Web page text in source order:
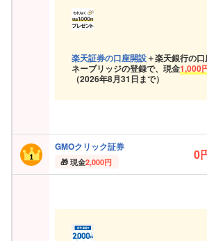
楽天証券の口座開設＋楽天銀行の
ネーブリッジの登録で、現金1,000
（2026年8月31日まで）
GMOクリック証券
現金2,000円 0